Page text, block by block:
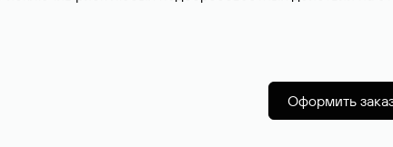
Оформить